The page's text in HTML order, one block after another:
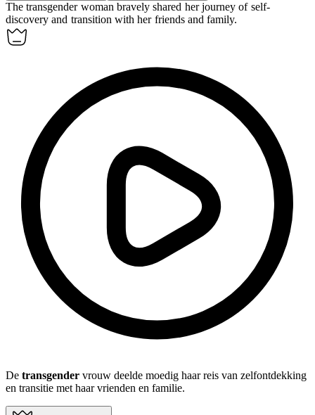
The transgender woman bravely shared her journey of self-
discovery and transition with her friends and family.
De transgender vrouw deelde moedig haar reis van zelfontdekking
en transitie met haar vrienden en familie.